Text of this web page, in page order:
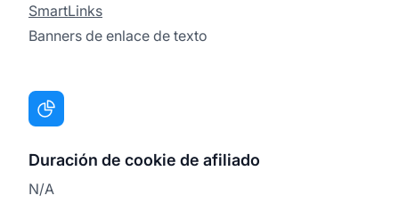
SmartLinks
Banners de enlace de texto
Duración de cookie de afiliado
N/A